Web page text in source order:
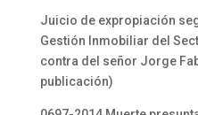
Juicio de expropiación
Gestión Inmobiliar del
contra del señor Jorge
publicación)